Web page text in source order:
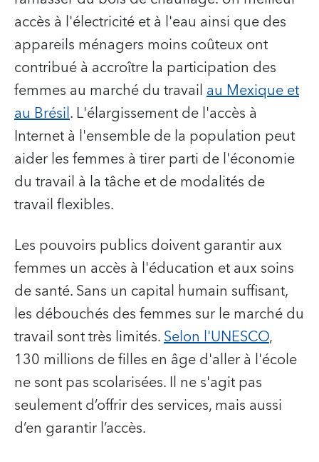
accès à l'électricité et à l'eau ainsi que des
appareils ménagers moins coûteux ont
contribué à accroître la participation des
femmes au marché du travailau Mexique et
au Brésil. L'élargissement de l'accès à
Internet à l'ensemble de la population peut
aider les femmes à tirer parti de l'économie
du travail à la tâche et de modalités de
travail flexibles.
Les pouvoirs publics doivent garantir aux
femmes un accès à l'éducation et aux soins
de santé. Sans un capital humain suffisant,
les débouchés des femmes sur le marché du
travail sont très limités.Selon l'UNESCO,
130 millions de filles en âge d'aller à l'école
ne sont pas scolarisées. Il ne s'agit pas
seulement d’offrir des services, mais aussi
d’en garantir l’accès.